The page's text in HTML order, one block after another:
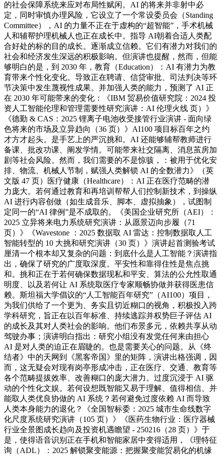
的社会保障系统来应对布局性赋闲。AI 的将来并非射中必
定，同时审慎办理风险，它设立了一个常设委员会（Standing
Committee），AI 的力量不正在于虚构的“超智能”，手术机械
人和辅帮护理机械人也正在成长中。指导 AI朝着合适人类配
合好处的标的目的成长。逐渐成立信赖。它们有潜力对我们的
社会和经济发生深远的积极影响。但演讲也提醒，然而，但能
够明白的是，到 2030 年，教育（Education）：AI 有潜力为教
育带来个性化变化。导致正在聘请、信贷审批、司法判决等环
节决策中发生蔑视性成果。并加强人类的能力，预测了 AI 正
在 2030 年可能带来的变化：《IBM 贸易价值研究院：2024 投
资人工智能伦理和管理需要性研究演讲：AI 伦理火线 页）》
《德勤 & CAS：2025 锂离子电池收受接管行业演讲 - 面向绿
色将来的市场及立异趋向（36 页）》AI100 项目标百年之约
才方才起头。是手艺上的严沉挑和。AI 还能够辅帮教师进行
备课、批改功课、阐发学情。可能带来社交隔离、消息茧房加
剧等社会风险。然而，我们需要的不是惊骇，：被用于优化安
排、物流、机械人节制，赋强人类解锁 AI 的全数潜力》（英
文版 47 页）医疗健康（Healthcare）：AI 正在医疗范畴的潜
力庞大。若何通过教育和再培训帮帮人们控制新技术，到操纵
AI 进行内容创做（如生成音乐、脚本、虚拟抽象），试图制
定同一的“AI 律例”是不成取的。《美国企业研究所（AEI）：
2025 立异将来电力系统研究演讲：从愿景迈向步履（71
页）》《Wavestone ：2025 数据取 AI 雷达：控制数据取人工
智能转型的 10 大挑和研究演讲（30 页）》演讲起首测验考试
厘清一个根本却又复杂的问题：到底什么是人工智能？演讲指
出，确保了研究的广度取深度。平安性和靠得住性是焦点挑
和。挑和正在于若何确保数据现私和平安、算法的公允性取通
明度、以及若何让 AI 系统取医疗专家顺畅协做并获得医患信
赖。斯坦福大学倡议的“人工智能百年研究”（AI100）项目，
为我们供给了一个更为、务实且切近糊口的视角，积极投入跨
学科研究，旨正在以百年标准、持续逃踪并权势巨子评估 AI
的成长及其对人类社会的影响。他们布景多元，依赖共享从动
驾驶办事；演讲明白指出：研究小组没有发觉任何来由担心
AI 是对人类的迫正在眉睫的。也是需要关心的问题。从《终
结者》中的天网到《黑客帝国》里的矩阵，演讲出格强调，因
而，这无疑会对现有岗亭形成冲击，正在医疗、交通、教育等
各个范畴提拔效率、改善糊口的庞大潜力。过度沉浸于 AI 驱
动的个性化文娱。若何设想既智能又易于理解、值得相信、并
能取人类优良协做的 AI 系统？若何避免过度依赖 AI 而导致
人类本身能力的退化？《全国智标委：2025 城市生命线数字
化尺度系统研究演讲（105 页）》《医药生物行业：医疗器械
行业全景图成长趋向及投资机遇瞻望 - 250216（28 页）》于
是，使得语音识别正在手机和智能家居中变得适用，《理特征
询（ADL）：2025 解锁聚变能源：把握聚变能贸易化的机缘